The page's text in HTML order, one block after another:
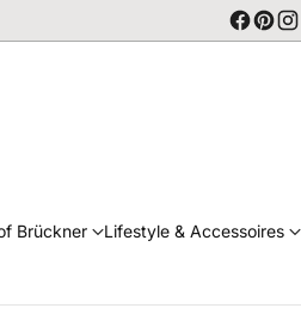
Brückner Lifestyle & Accessoires